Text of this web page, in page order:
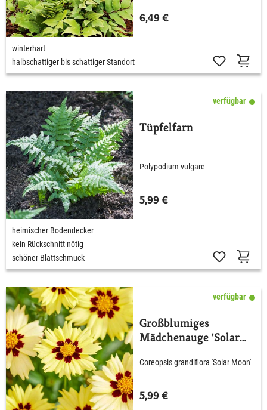
6,49 €
winterhart
halbschattiger bis schattiger Standort
verfügbar
Tüpfelfarn
Polypodium vulgare
5,99 €
heimischer Bodendecker
kein Rückschnitt nötig
schöner Blattschmuck
verfügbar
Großblumiges
Mädchenauge 'Solar
Coreopsis grandiflora 'Solar Moon'
5,99 €